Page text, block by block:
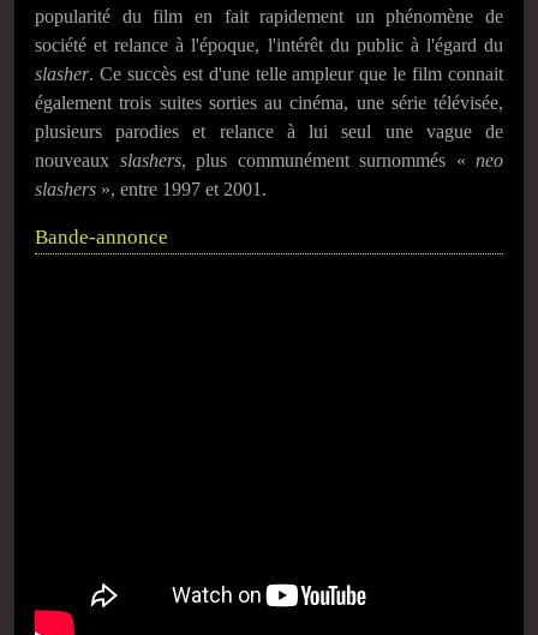
popularité du film en fait rapidement un phénomène de
société et relance à l'époque, l'intérêt du public à l'égard du
slasher. Ce succès est d'une telle ampleur que le film connait
également trois suites sorties au cinéma, une série télévisée,
plusieurs parodies et relance à lui seul une vague de
nouveaux slashers, plus communément surnommés « neo
slashers », entre 1997 et 2001.
Bande-annonce